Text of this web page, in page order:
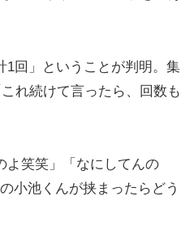
回」ということが判明。集
れ続けて言ったら、回数も
笑笑」「なにしてんの
小池くんが挟まったらどう